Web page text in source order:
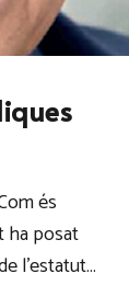
és
ha posat
l’estatut…